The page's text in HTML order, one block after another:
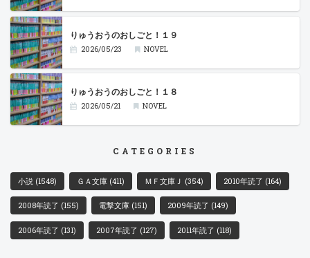
りゅうおうのおしごと！１９
2026/05/23 NOVEL
りゅうおうのおしごと！１８
2026/05/21 NOVEL
CATEGORIES
小説 (1548) ＧＡ文庫 (411) ＭＦ文庫Ｊ (354) 2010年読了 (164)
2008年読了 (155) 電撃文庫 (151) 2009年読了 (149)
2006年読了 (131) 2007年読了 (127) 2011年読了 (118)